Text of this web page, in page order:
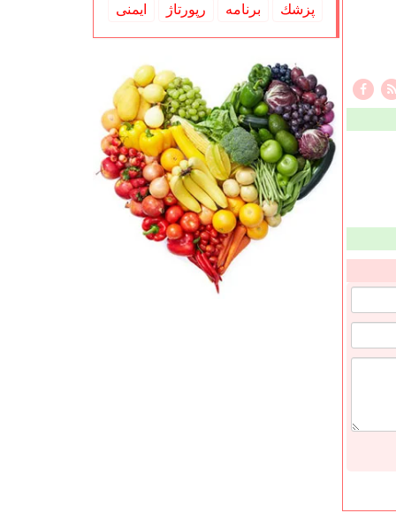
پزشك
برنامه رپورتاژ ایمنی